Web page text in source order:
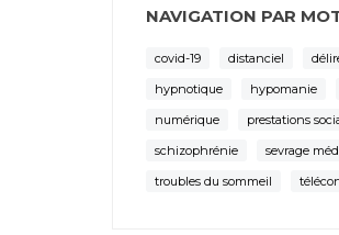
NAVIGATION PAR
covid-19 distanciel
hypnotique
hypomanie
numérique
prestations
schizophrénie
sevrage
troubles du sommeil